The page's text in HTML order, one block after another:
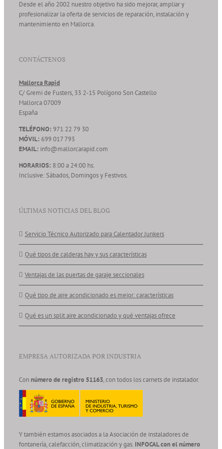
Desde el año 2002 nuestro objetivo ha sido mejorar, ampliar y
profesionalizar la oferta de servicios de reparación, instalación y
mantenimiento en Mallorca.
CONTÁCTENOS
Mallorca Rapid
C/ Gremi de Fusters, 33 2-15 Polígono Son Castello
Mallorca07009
España
TELÉFONO: 971 22 79 30
MÓVIL: 699 017 793
EMAIL: info@mallorcarapid.com
HORARIOS: 8:00 a 24:00 hs.
Inclusive: Sábados, Domingos y Festivos.
ÚLTIMAS NOTICIAS DEL BLOG
Servicio Técnico Autorizado para Calentador Junkers
Qué tipos de calderas hay y sus características
Ventajas de las puertas de garaje seccionales
Qué tipo de aire acondicionado es mejor: características
Qué es un split aire acondicionado y qué ventajas ofrece
EMPRESA AUTORIZADA POR INDUSTRIA
Con número de registro 51163, con todos los carnets de instalador.
Y también estamos asociados a la Asociación de instaladores de
fontanería, calefacción, climatización y gas. INFOCAL con el número